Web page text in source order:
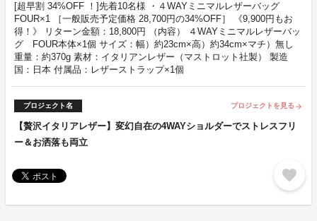
[超早割 34%OFF ！]先着10名様 ・４WAYミニマルレザーバッグ
FOUR×1 ［一般販売予定価格 28,700円の34%OFF］ 《9,900円もお
得！》 リターン金額：18,800円 （内容） ４WAYミニマルレザーバッ
グ FOUR本体×1個 サイズ：幅）約23cm×高）約34cm×マチ）無し
重量：約370g 素材：イタリアンレザー（マストロット社製） 製造
国：日本 付属品：レザーストラップ×1個
プロジェクト名 プロジェクトを見る arrow_forward
【贅沢イタリアレザー】変幻自在の4WAYショルダーでストレスフリ
ー＆お洒落も両立
favorite